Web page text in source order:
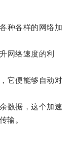
种各样的网络加
网络速度的利
它便能够自动对
数据，这个加速
输。